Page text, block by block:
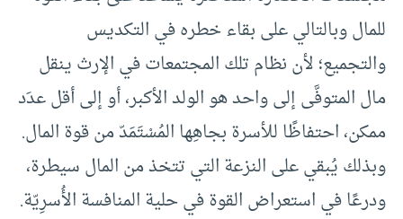
للمال وبالتالي على بقاء خطره في التكديس
والتجميع؛ لأن نظام تلك المجتمعات في الإرث ينقل
مال المتوفَّى إلى واحد هو الولد الأكبر، أو إلى أقل عدَد
ممكن، احتفاظًا للأسرة بجاهِها المُسْتَمَدّ من قوة المال.
وبذلك يُبقي على النزعة التي تتخذ من المال سيطرة،
ودرعًا في استعراض القوة في حلية المنافسة الأُسرِيّة.